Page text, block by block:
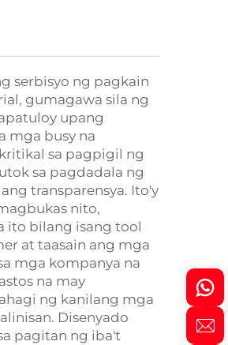
serbisyo ng pagkain
gumagawa sila ng
upang
mga busy na
sa pagpigil ng
sa pagdadala ng
transparensya. Ito'y
nito,
ito bilang isang tool
at taasain ang mga
mga kompanya na
na may
ng kanilang mga
Disenyado
pagitan ng iba't